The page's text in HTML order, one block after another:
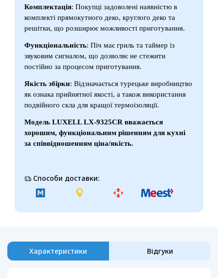
Комплектація: Покупці задоволені наявністю в
комплекті прямокутного деко, круглого деко та
решітки, що розширює можливості приготування.
Функціональність: Піч має гриль та таймер із
звуковим сигналом, що дозволяє не стежити
постійно за процесом приготування.
Якість збірки: Відзначається турецьке виробництво
як ознака прийнятної якості, а також використання
подвійного скла для кращої термоізоляції.
Модель LUXELL LX-9325CR вважається
хорошим, функціональним рішенням для кухні
за співвідношенням ціна/якість.
Способи доставки:
Характеристики Відгуки